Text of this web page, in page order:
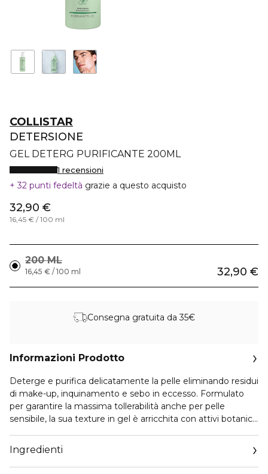
COLLISTAR
DETERSIONE
GEL DETERG PURIFICANTE 200ML
1 recensioni
32 punti fedeltà grazie a questo acquisto
32,90 €
16,45 € / 100 ml
200 ML
32,90 €
16,45 € / 100 ml
Consegna gratuita da 35€
Informazioni Prodotto
Deterge e purifica delicatamente la pelle eliminando residui
di make-up, inquinamento e sebo in eccesso. Formulato
per garantire la massima tollerabilità anche per pelle
sensibile, la sua texture in gel è arricchita con attivi botanici
Tricolore equilibrante e rigenerante. Inoltre contiene Inulina,
un prebiotico naturale che rispetta il microbioma della pelle.
Ingredienti